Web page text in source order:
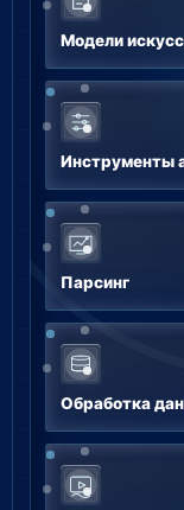
Модели
Инструменты
Парсинг
Обработка